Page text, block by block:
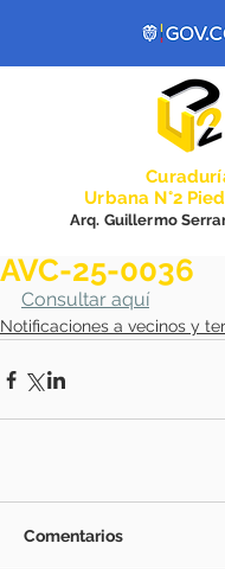
Curadurí
Urbana N°2
Arq. Guillermo
AVC-25-0036
Consultar aquí
Notificaciones a vecinos y
Comentarios